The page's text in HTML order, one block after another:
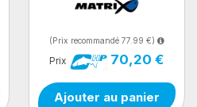
(Prix recommandé 77.99 €)
Prix 70,20 €
Ajouter au panier